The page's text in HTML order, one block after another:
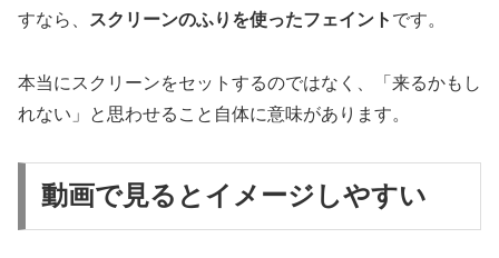
すなら、 スクリーンのふりを使ったフェイント です。
本当にスクリーンをセットするのではなく、「来るかもし
れない」と思わせること自体に意味があります。
動画で見るとイメージしやすい